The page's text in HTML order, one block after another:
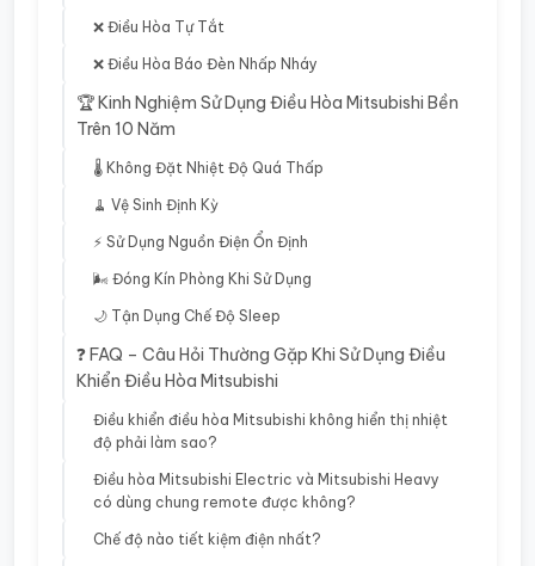
❌ Điều Hòa Tự Tắt
❌ Điều Hòa Báo Đèn Nhấp Nháy
🏆 Kinh Nghiệm Sử Dụng Điều Hòa Mitsubishi Bền
Trên 10 Năm
🌡️ Không Đặt Nhiệt Độ Quá Thấp
🧹 Vệ Sinh Định Kỳ
⚡ Sử Dụng Nguồn Điện Ổn Định
🌬️ Đóng Kín Phòng Khi Sử Dụng
🌙 Tận Dụng Chế Độ Sleep
❓ FAQ – Câu Hỏi Thường Gặp Khi Sử Dụng Điều
Khiển Điều Hòa Mitsubishi
Điều khiển điều hòa Mitsubishi không hiển thị nhiệt
độ phải làm sao?
Điều hòa Mitsubishi Electric và Mitsubishi Heavy
có dùng chung remote được không?
Chế độ nào tiết kiệm điện nhất?